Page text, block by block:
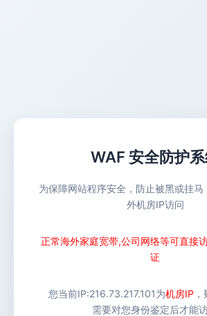
WAF 安全防护
为保障网站程序安全，防止被黑或挂
外机房IP访问
正常海外家庭宽带,公司网络等可直接
证
您当前IP:216.73.217.101为机房IP
需要对您身份鉴定后才能